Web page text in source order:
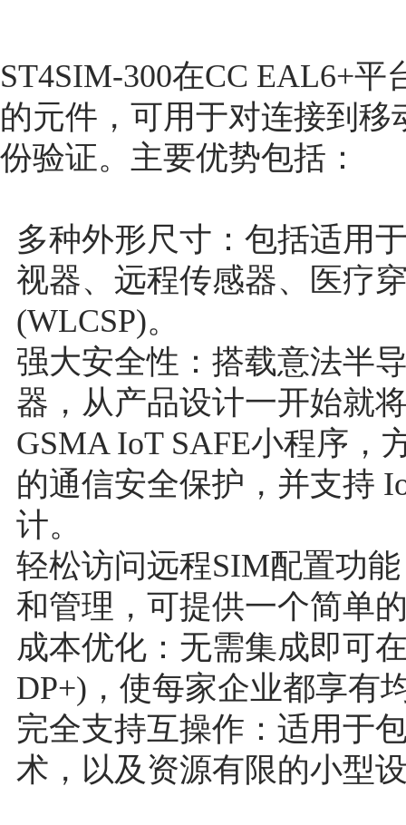
ST4SIM-300在CC EAL6+
的元件，可用于对连接到
份验证。主要优势包括：
多种外形尺寸：包括适用
视器、远程传感器、医疗
(WLCSP)。
强大安全性：搭载意法半
器，从产品设计一开始就
GSMA IoT SAFE小程序，
的通信安全保护，并支持
计。
轻松访问远程SIM配置功
和管理，可提供一个简单
成本优化：无需集成即可
DP+)，使每家企业都享有
完全支持互操作：适用于
术，以及资源有限的小型